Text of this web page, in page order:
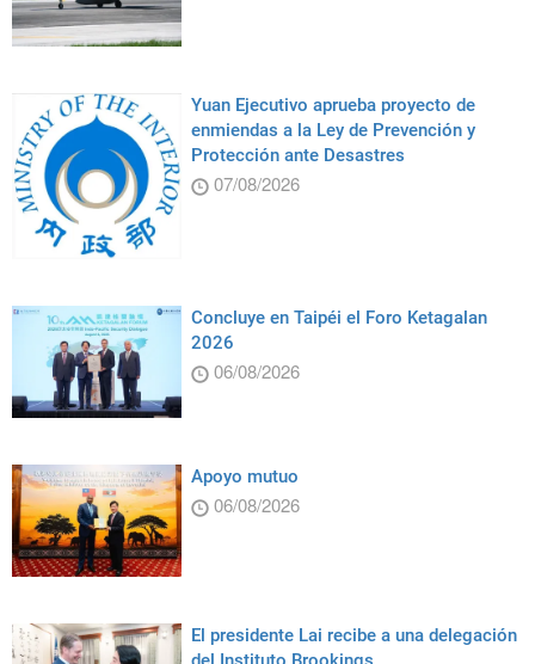
Yuan Ejecutivo aprueba proyecto de
enmiendas a la Ley de Prevención y
Protección ante Desastres
07/08/2026
Concluye en Taipéi el Foro Ketagalan
2026
06/08/2026
Apoyo mutuo
06/08/2026
El presidente Lai recibe a una delegación